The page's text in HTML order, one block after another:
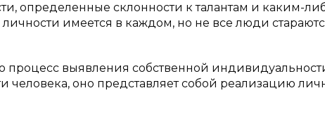
определенные склонности к талантам и каким-
имеется в каждом, но не все люди
процесс выявления собственной
человека, оно представляет собой реализацию